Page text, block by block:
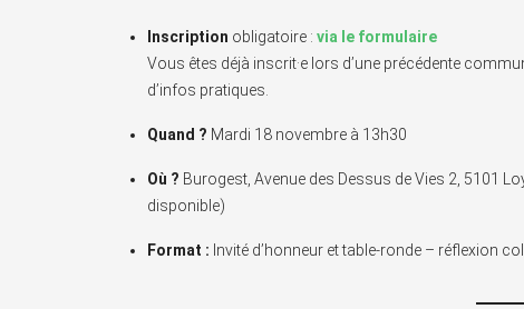
Inscription obligatoire : via le formulaire
Vous êtes déjà inscrit·e lors d’une précédente
d’infos pratiques.
Quand ? Mardi 18 novembre à 13h30
Où ? Burogest, Avenue des Dessus de Vies 2, 5101
disponible)
Format : Invité d’honneur et table-ronde – réflexion